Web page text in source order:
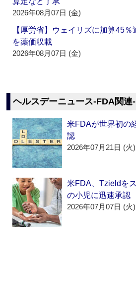
2026年08月07日 (金)
【厚労省】ウェイリズに加算45％
を薬価収載
2026年08月07日 (金)
ヘルスデーニュース‐FDA関連‐
米FDAが世界初の
認
2026年07月21日 (火)
米FDA、Tzieldを
の小児に迅速承認
2026年07月07日 (火)